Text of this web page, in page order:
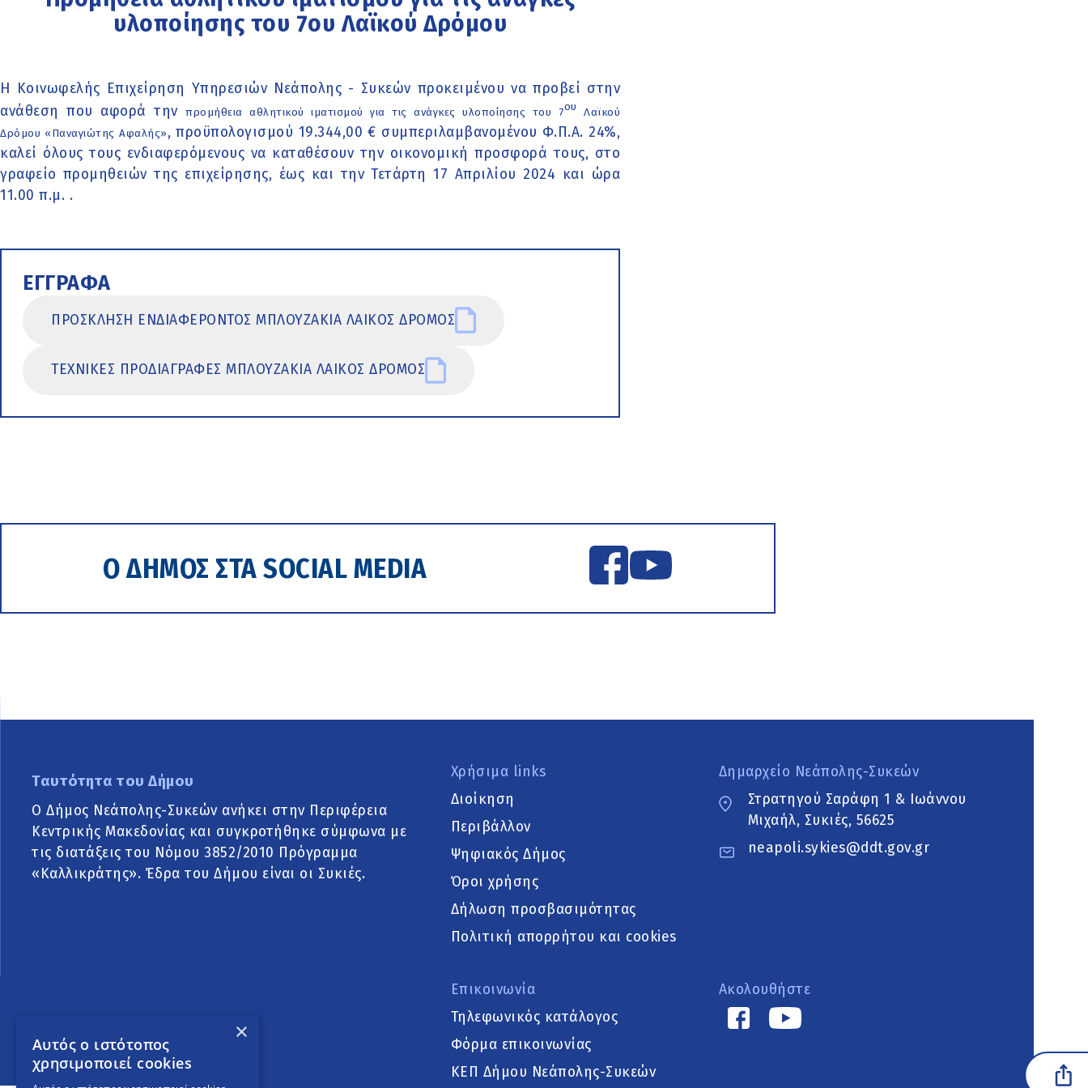
υλοποίησης του 7ου Λαϊκού Δρόμου
Η Κοινωφελής Επιχείρηση Υπηρεσιών Νεάπολης - Συκεών προκειμένου να προβεί στην
ανάθεση που αφορά τηνπρομήθεια αθλητικού ιματισμού για τις ανάγκες υλοποίησης του 7ου Λαϊκού
Δρόμου «Παναγιώτης Αφαλής», προϋπολογισμού 19.344,00 € συμπεριλαμβανομένου Φ.Π.Α. 24%,
καλεί όλους τους ενδιαφερόμενους να καταθέσουν την οικονομική προσφορά τους, στο
γραφείο προμηθειών της επιχείρησης, έως και την Τετάρτη 17 Απριλίου 2024 και ώρα
11.00 π.μ. .
ΕΓΓΡΑΦΑ
ΠΡΟΣΚΛΗΣΗ ΕΝΔΙΑΦΕΡΟΝΤΟΣ ΜΠΛΟΥΖΑΚΙΑ ΛΑΙΚΟΣ ΔΡΟΜΟΣ
ΤΕΧΝΙΚΕΣ ΠΡΟΔΙΑΓΡΑΦΕΣ ΜΠΛΟΥΖΑΚΙΑ ΛΑΙΚΟΣ ΔΡΟΜΟΣ
Ο ΔΗΜΟΣ ΣΤΑ SOCIAL MEDIA
Ταυτότητα του Δήμου
Ο Δήμος Νεάπολης-Συκεών ανήκει στην Περιφέρεια
Κεντρικής Μακεδονίας και συγκροτήθηκε σύμφωνα με
τις διατάξεις του Νόμου 3852/2010 Πρόγραμμα
«Καλλικράτης». Έδρα του Δήμου είναι οι Συκιές.
Χρήσιμα links
Διοίκηση
Περιβάλλον
Ψηφιακός Δήμος
Όροι χρήσης
Δήλωση προσβασιμότητας
Πολιτική απορρήτου και cookies
Επικοινωνία
Τηλεφωνικός κατάλογος
Φόρμα επικοινωνίας
ΚΕΠ Δήμου Νεάπολης-Συκεών
Δημαρχείο Νεάπολης-Συκεών
Στρατηγού Σαράφη 1 & Ιωάννου
Μιχαήλ, Συκιές, 56625
neapoli.sykies@ddt.gov.gr
Ακολουθήστε
×
Αυτός ο ιστότοπος
χρησιμοποιεί cookies